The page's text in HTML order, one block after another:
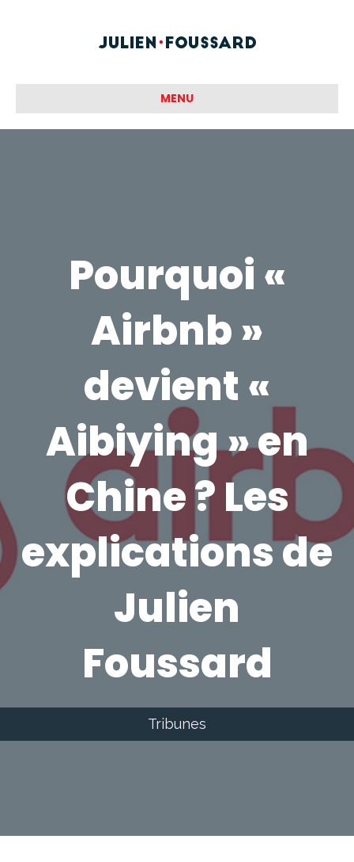
MENU
Pourquoi «
Airbnb »
devient «
Aibiying » en
Chine ? Les
explications de
Julien
Foussard
Tribunes